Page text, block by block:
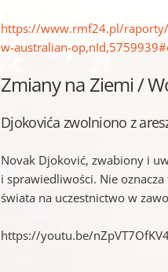
https://www.rmf24.pl/
w-australian-
Zmiany na Ziemi /
Djokovića zwolniono z
Novak Djoković, zwabiony i
i sprawiedliwości. Nie
świata na uczestnictwo w
https://youtu.be/